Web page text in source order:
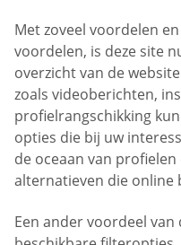
Met zoveel voordelen
voordelen, is deze site
overzicht van de
zoals videoberichten,
profielrangschikking
opties die bij uw
de oceaan van
alternatieven die online
Een ander voordeel